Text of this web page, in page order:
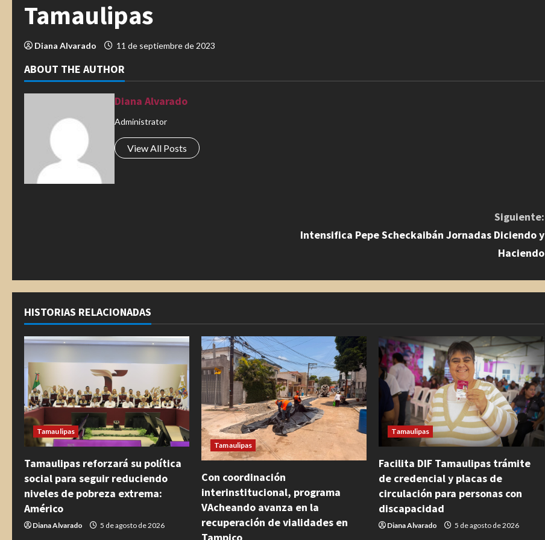
Tamaulipas
Diana Alvarado 11 de septiembre de 2023
ABOUT THE AUTHOR
Diana Alvarado
Administrator
View All Posts
u
e
l
e
y
e
n
d
o
Siguiente:
Intensifica Pepe Scheckaibán Jornadas Diciendo y
Haciendo
HISTORIAS RELACIONADAS
Tamaulipas
Tamaulipas reforzará su política
social para seguir reduciendo
niveles de pobreza extrema:
Américo
Diana Alvarado 5 de agosto de 2026
Tamaulipas
Con coordinación
interinstitucional, programa
VAcheando avanza en la
recuperación de vialidades en
Tampico
Tamaulipas
Facilita DIF Tamaulipas trámite
de credencial y placas de
circulación para personas con
discapacidad
Diana Alvarado 5 de agosto de 2026